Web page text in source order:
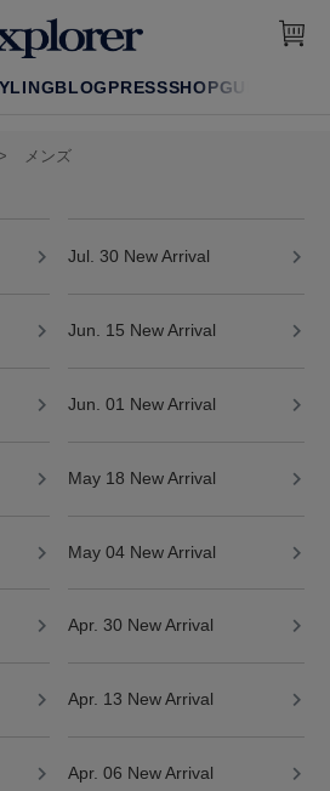
BLOGPRESSSHOPGUIDE
メンズ
Jul. 30 New Arrival
Jun. 15 New Arrival
Jun. 01 New Arrival
May 18 New Arrival
May 04 New Arrival
Apr. 30 New Arrival
Apr. 13 New Arrival
Apr. 06 New Arrival